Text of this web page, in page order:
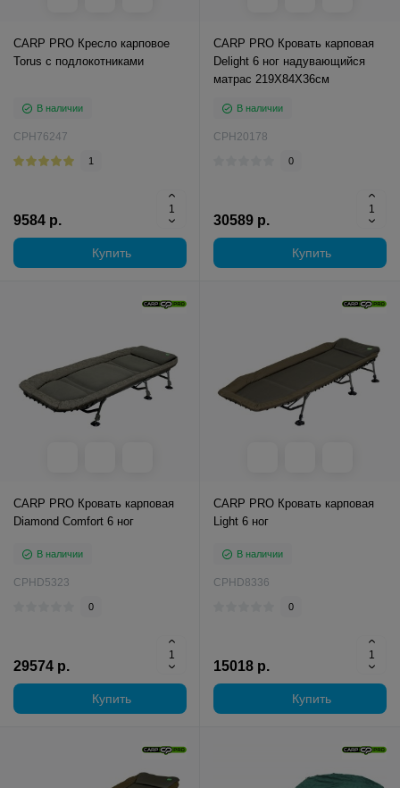
CARP PRO Кресло карповое
Torus с подлокотниками
В наличии
CPH76247
1
9584 р.
Купить
CARP PRO Кровать карповая
Delight 6 ног надувающийся
матрас 219X84X36см
В наличии
CPH20178
0
30589 р.
Купить
CARP PRO Кровать карповая
Diamond Comfort 6 ног
В наличии
CPHD5323
0
29574 р.
Купить
CARP PRO Кровать карповая
Light 6 ног
В наличии
CPHD8336
0
15018 р.
Купить